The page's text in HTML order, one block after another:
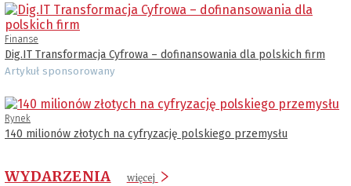
Finanse
Dig.IT Transformacja Cyfrowa – dofinansowania dla polskich firm
Artykuł sponsorowany
Rynek
140 milionów złotych na cyfryzację polskiego przemysłu
WYDARZENIA więcej